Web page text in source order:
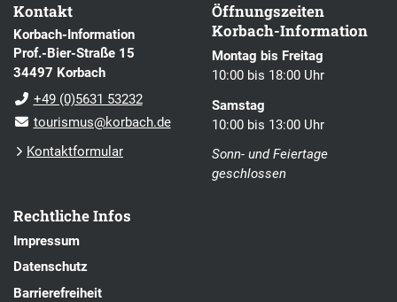
Kontakt
Korbach-Information
Prof.-Bier-Straße 15
34497 Korbach
+49 (0)5631 53232
tourismus@korbach.de
Kontaktformular
Öffnungszeiten
Korbach-Information
Montag bis Freitag
10:00 bis 18:00 Uhr
Samstag
10:00 bis 13:00 Uhr
Sonn- und Feiertage
geschlossen
Rechtliche Infos
Impressum
Datenschutz
Barrierefreiheit